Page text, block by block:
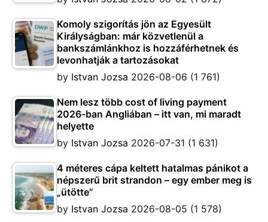
Komoly szigorítás jön az Egyesült
Királyságban: már közvetlenül a
bankszámlánkhoz is hozzáférhetnek és
levonhatják a tartozásokat
by Istvan Jozsa 2026-08-06 (1 761)
Nem lesz több cost of living payment
2026-ban Angliában – itt van, mi maradt
helyette
by Istvan Jozsa 2026-07-31 (1 631)
4 méteres cápa keltett hatalmas pánikot a
népszerű brit strandon – egy ember meg is
„ütötte”
by Istvan Jozsa 2026-08-05 (1 578)